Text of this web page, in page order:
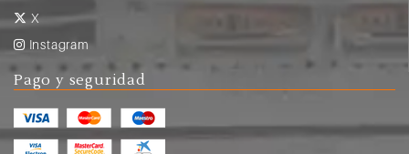
X
Instagram
Pago y seguridad